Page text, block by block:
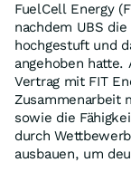
FuelCell Energy
nachdem UBS
hochgestuft und
angehoben hatte.
Vertrag mit FIT
Zusammenarbeit
sowie die
durch
ausbauen, um